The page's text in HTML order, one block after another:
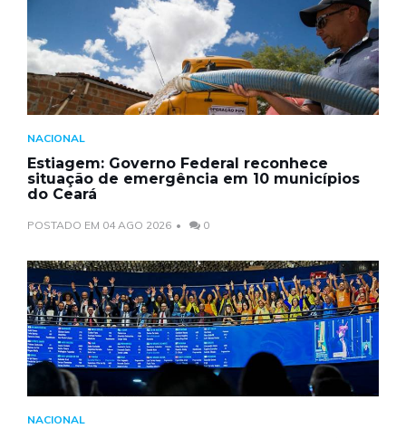
NACIONAL
Estiagem: Governo Federal reconhece
situação de emergência em 10 municípios
do Ceará
POSTADO EM 04 AGO 2026 0
NACIONAL